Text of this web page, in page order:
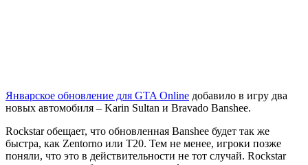
Январское обновление для GTA Online добавило в игру два
новых автомобиля – Karin Sultan и Bravado Banshee.
Rockstar обещает, что обновленная Banshee будет так же
быстра, как Zentorno или Т20. Тем не менее, игроки позже
поняли, что это в действительности не тот случай. Rockstar